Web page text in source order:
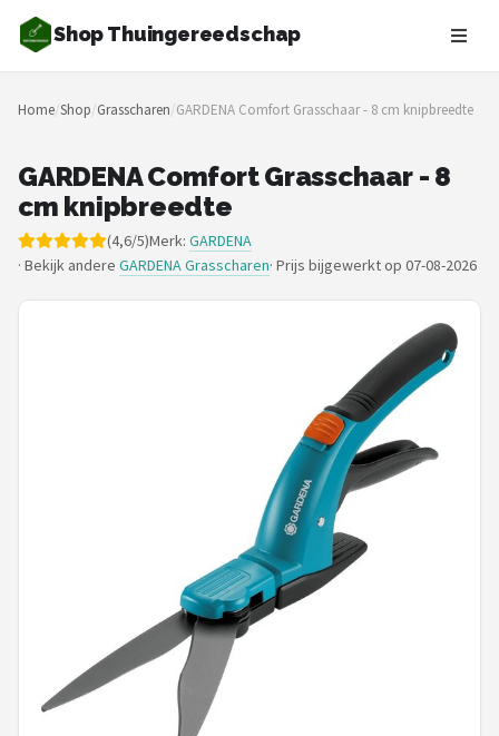
Shop Thuingereedschap
Zoeken
NAVIGATIE
Merken
Blog
POPULAIRE MERKEN
To the South
Home/Shop/Grasscharen/GARDENA Comfort Grasschaar - 8 cm knipbreedte
GARDENA Comfort Grasschaar - 8
cm knipbreedte
(4,6/5)Merk: GARDENA
· Bekijk andere GARDENA Grasscharen· Prijs bijgewerkt op 07-08-2026